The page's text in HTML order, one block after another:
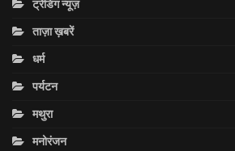
ट्रेंडिंग न्यूज़
ताज़ा ख़बरें
धर्म
पर्यटन
मथुरा
मनोरंजन